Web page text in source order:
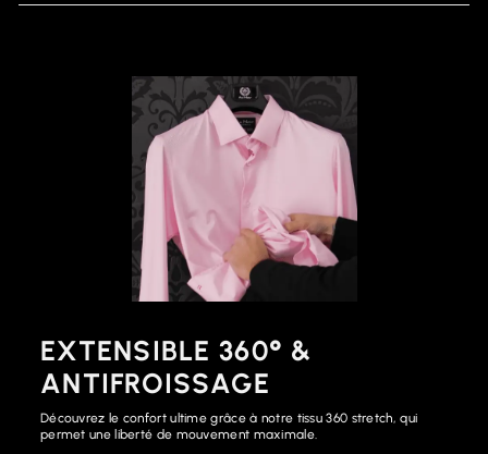
EXTENSIBLE 360° &
ANTIFROISSAGE
Découvrez le confort ultime grâce à notre tissu 360 stretch, qui
permet une liberté de mouvement maximale.